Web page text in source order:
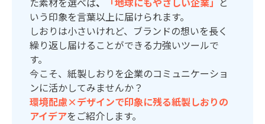
いう印象を言葉以上に届けられます。
しおりは小さいけれど、ブランドの想いを長く
繰り返し届けることができる力強いツールで
す。
今こそ、紙製しおりを企業のコミュニケーショ
ンに活かしてみませんか？
環境配慮×デザインで印象に残る紙製しおりの
アイデアをご紹介します。